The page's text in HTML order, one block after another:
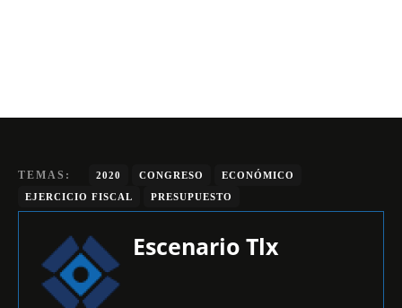
TEMAS: 2020 CONGRESO
ECONÓMICO
EJERCICIO FISCAL
PRESUPUESTO
Escenario Tlx